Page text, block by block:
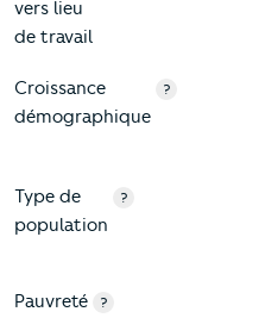
vers lieu
de travail
Croissance
démographique
?
Type de
population
?
Pauvreté ?